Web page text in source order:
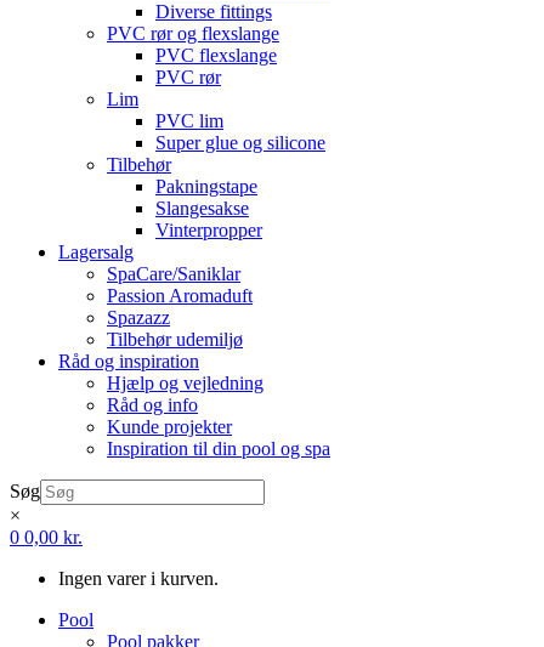
Diverse fittings
PVC rør og flexslange
PVC flexslange
PVC rør
Lim
PVC lim
Super glue og silicone
Tilbehør
Pakningstape
Slangesakse
Vinterpropper
Lagersalg
SpaCare/Saniklar
Passion Aromaduft
Spazazz
Tilbehør udemiljø
Råd og inspiration
Hjælp og vejledning
Råd og info
Kunde projekter
Inspiration til din pool og spa
Søg
×
0 0,00 kr.
Ingen varer i kurven.
Pool
Pool pakker